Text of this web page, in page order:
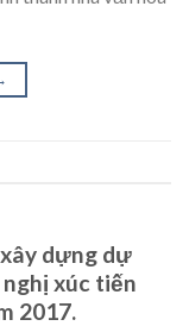
dựng dự
xúc tiến
2017.